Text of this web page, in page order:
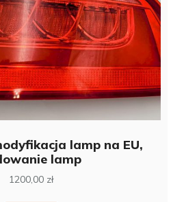
lamp na EU,
lamp
1200,00 zł